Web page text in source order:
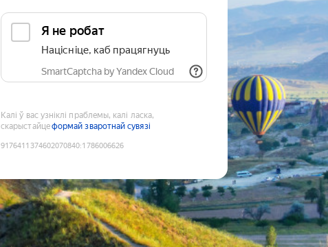
Я не робат
Націсніце, каб працягнуць
SmartCaptcha by Yandex Cloud
Калі ў вас узніклі праблемы, калі ласка,
скарыстайцеформай зваротнай сувязі
9176411374602070840:1786006626